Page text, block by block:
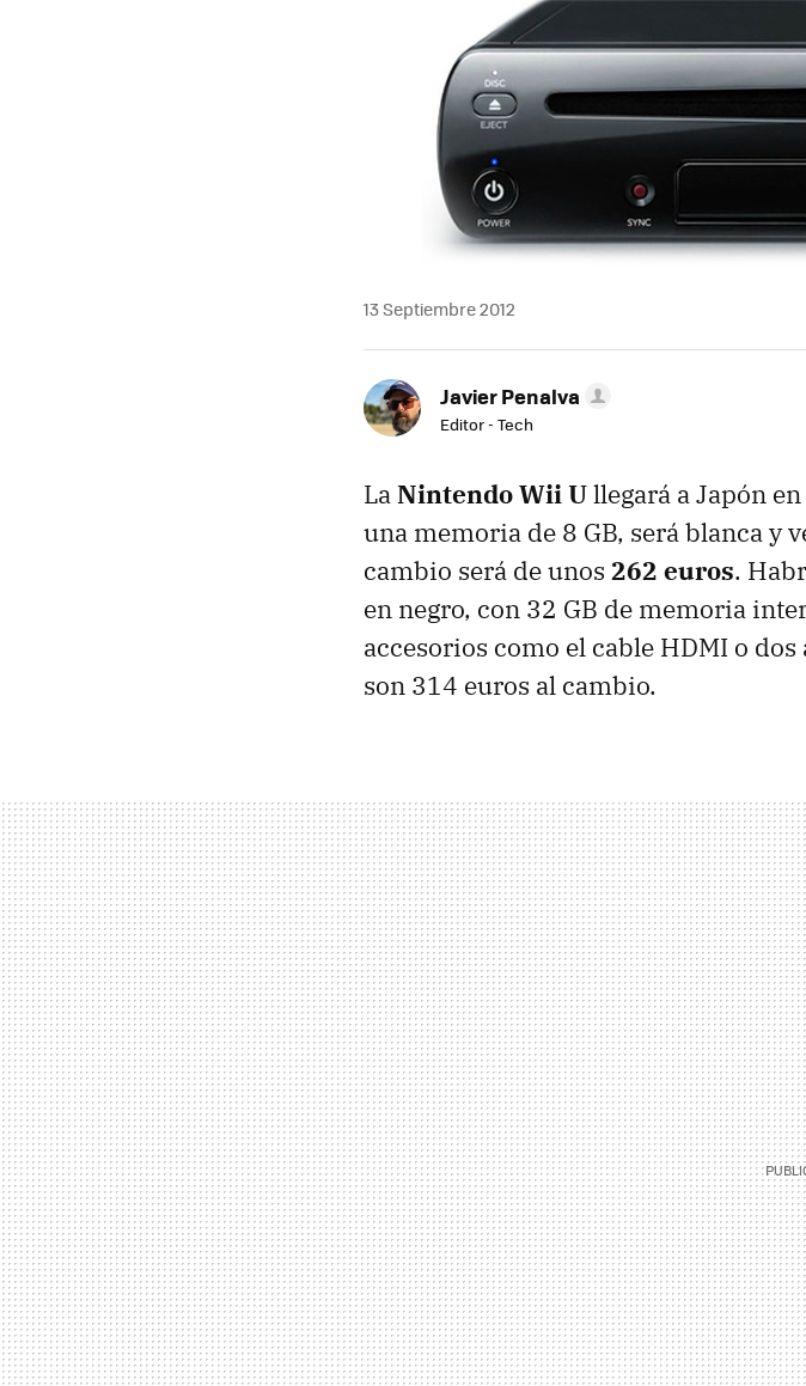
MAIL
13 Septiembre 2012
Javier Penalva
Editor - Tech
LaNintendo Wii Ullegará a Japón
una memoria de 8 GB, será blanca y
cambio será de unos 262 euros.
en negro, con 32 GB de memoria
accesorios como el cable HDMI o dos
son 314 euros al cambio.